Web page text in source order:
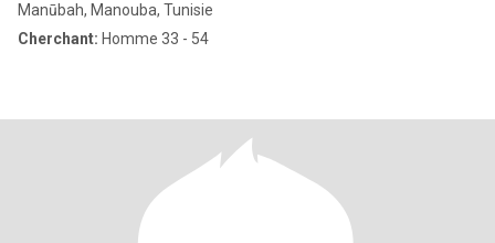
Manūbah, Manouba, Tunisie
Cherchant: Homme 33 - 54